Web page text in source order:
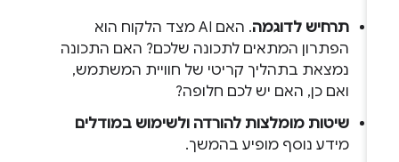
תרחיש לדוגמה
. האם AI מצד הלקוח הוא
הפתרון המתאים לתכונה שלכם? האם התכונה
נמצאת בתהליך קריטי של חוויית המשתמש,
ואם כן, האם יש לכם חלופה?
שיטות מומלצות להורדה ולשימוש במודלים
מידע נוסף מופיע בהמשך.